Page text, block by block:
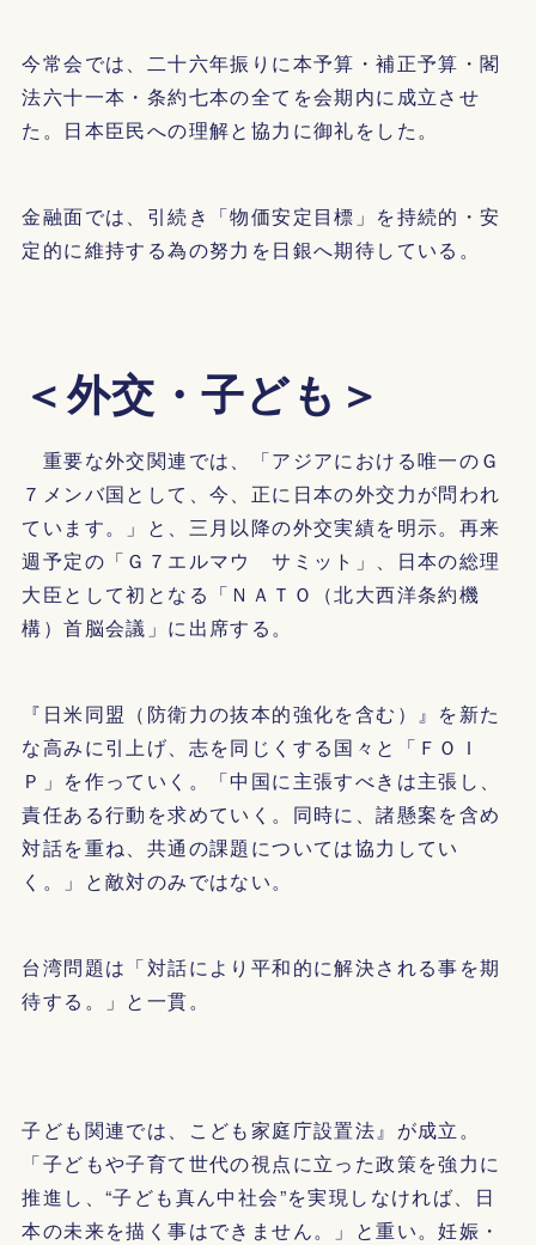
今常会では、二十六年振りに本予算・補正予算・閣
法六十一本・条約七本の全てを会期内に成立させ
た。日本臣民への理解と協力に御礼をした。
金融面では、引続き「物価安定目標」を持続的・安
定的に維持する為の努力を日銀へ期待している。
＜外交・子ども＞
重要な外交関連では、「アジアにおける唯一のＧ
７メンバ国として、今、正に日本の外交力が問われ
ています。」と、三月以降の外交実績を明示。再来
週予定の「Ｇ７エルマウ サミット」、日本の総理
大臣として初となる「ＮＡＴＯ（北大西洋条約機
構）首脳会議」に出席する。
『日米同盟（防衛力の抜本的強化を含む）』を新た
な高みに引上げ、志を同じくする国々と「ＦＯＩ
Ｐ」を作っていく。「中国に主張すべきは主張し、
責任ある行動を求めていく。同時に、諸懸案を含め
対話を重ね、共通の課題については協力してい
く。」と敵対のみではない。
台湾問題は「対話により平和的に解決される事を期
待する。」と一貫。
子ども関連では、こども家庭庁設置法』が成立。
「子どもや子育て世代の視点に立った政策を強力に
推進し、“子ども真ん中社会”を実現しなければ、日
本の未来を描く事はできません。」と重い。妊娠・